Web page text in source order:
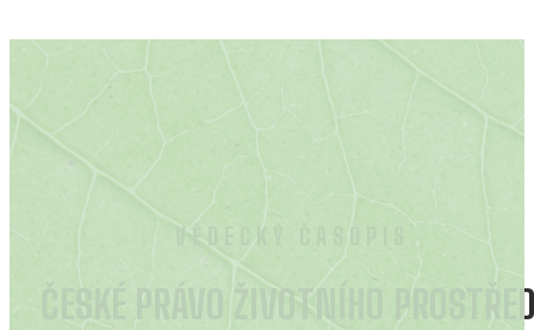
VĚDECKÝ ČASOPIS
ČESKÉ PRÁVO ŽIVOTNÍHO